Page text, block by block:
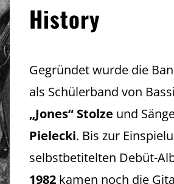
History
Gegründet wurde die
als Schülerband von
„Jones“ Stolze und
Pielecki. Bis zur
selbstbetitelten Debüt-
1982 kamen noch die